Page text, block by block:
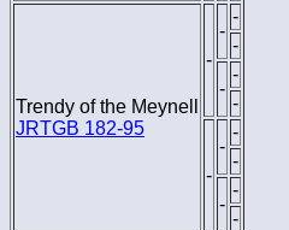
Trendy of the Meynell
JRTGB 182-95
-
-
-
-
-
-
-
-
-
-
-
-
-
-